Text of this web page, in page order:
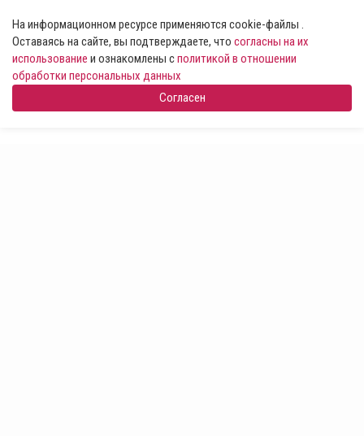
На информационном ресурсе применяются cookie-файлы .
Оставаясь на сайте, вы подтверждаете, что согласны на их
использование и ознакомлены сполитикой в отношении
обработки персональных данных
Согласен